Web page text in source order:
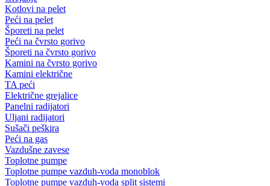
Kotlovi na pelet
Peći na pelet
Šporeti na pelet
Peći na čvrsto gorivo
Šporeti na čvrsto gorivo
Kamini na čvrsto gorivo
Kamini električne
TA peći
Električne grejalice
Panelni radijatori
Uljani radijatori
Sušači peškira
Peći na gas
Vazdušne zavese
Toplotne pumpe
Toplotne pumpe vazduh-voda monoblok
Toplotne pumpe vazduh-voda split sistemi